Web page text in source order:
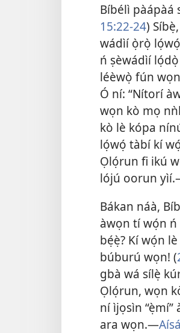
Bíbélì pàápàá
15:22-24)
wádìí ọ̀rọ̀
ń ṣèwádìí lọ́dọ̀
léèwọ̀ fún
Ó ní: “Nítorí
wọn kò mọ
kò lè kópa
lọ́wọ́ tàbí kí
Ọlọ́run fi ikú
lójú oorun
Bákan náà,
àwọn tí wọ́n
bẹ́ẹ̀? Kí wọ́n
búburú wọn! (
gbà wá sílẹ̀
Ọlọ́run, wọn
ní ìjọsìn
ara wọn.—